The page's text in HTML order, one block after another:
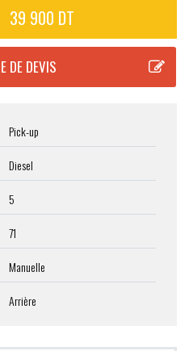
39 900 DT
Pick-up
Diesel
5
71
Manuelle
Arrière